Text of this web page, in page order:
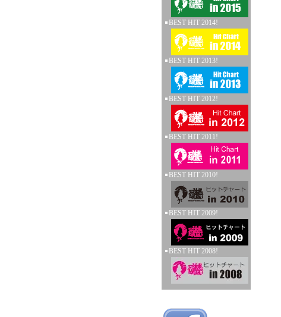
BEST HIT 2014!
BEST HIT 2013!
BEST HIT 2012!
BEST HIT 2011!
BEST HIT 2010!
BEST HIT 2009!
BEST HIT 2008!